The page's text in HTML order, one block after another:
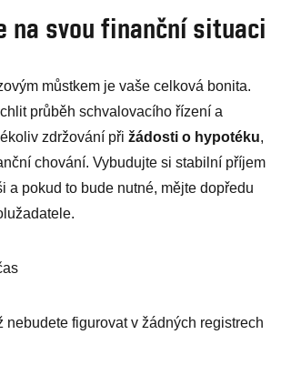
na svou finanční situaci
můstkem je vaše celková bonita.
průběh schvalovacího řízení a
zdržování při žádosti o hypotéku,
chování. Vybudujte si stabilní příjem
a pokud to bude nutné, mějte dopředu
figurovat v žádných registrech